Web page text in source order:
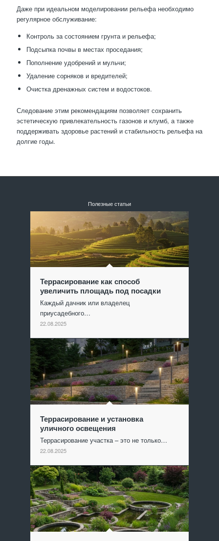
Даже при идеальном моделировании рельефа необходимо
регулярное обслуживание:
Контроль за состоянием грунта и рельефа;
Подсыпка почвы в местах проседания;
Пополнение удобрений и мульчи;
Удаление сорняков и вредителей;
Очистка дренажных систем и водостоков.
Следование этим рекомендациям позволяет сохранить
эстетическую привлекательность газонов и клумб, а также
поддерживать здоровье растений и стабильность рельефа на
долгие годы.
Полезные статьи
Террасирование как способ
увеличить площадь под посадки
Каждый дачник или владелец
приусадебного…
22.08.2025
Террасирование и установка
уличного освещения
Террасирование участка – это не только…
22.08.2025